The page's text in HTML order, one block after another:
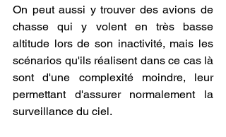
On peut aussi y trouver des avions de
chasse qui y volent en très basse
altitude lors de son inactivité, mais les
scénarios qu'ils réalisent dans ce cas là
sont d'une complexité moindre, leur
permettant d'assurer normalement la
surveillance du ciel.